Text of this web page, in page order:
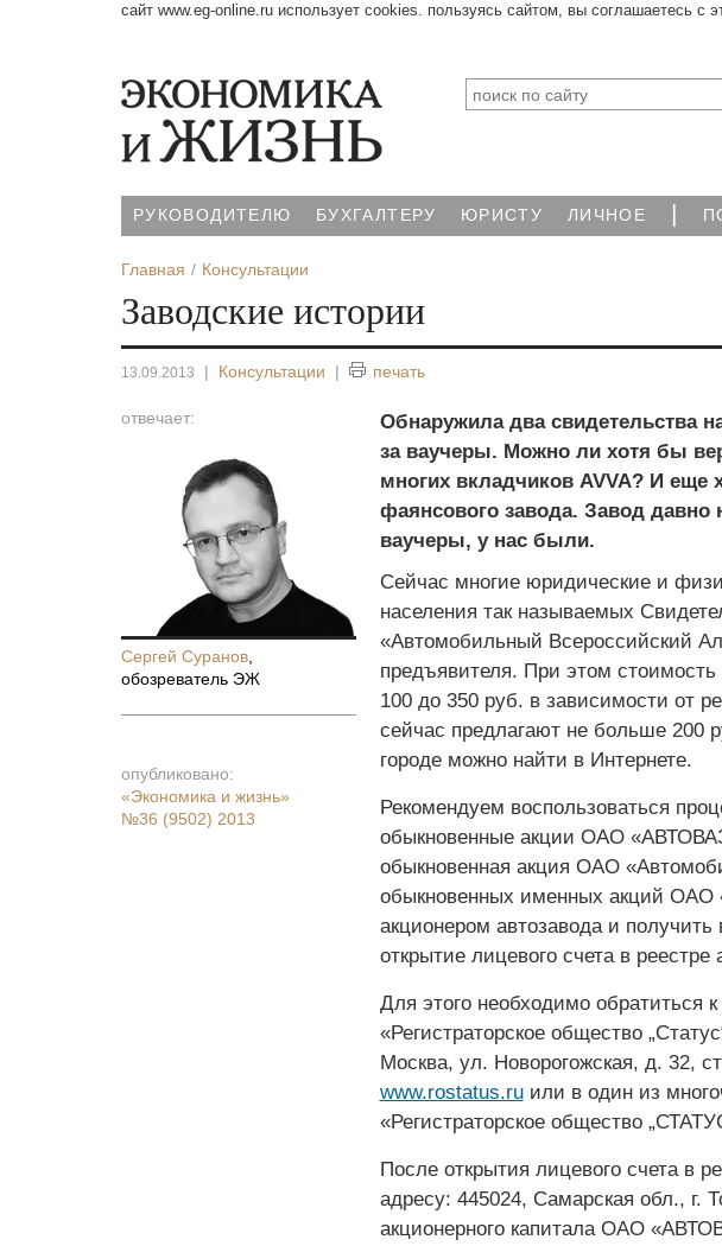
сайт www.eg-online.ru использует cookies. пользуясь сайтом, вы соглашаетесь с
РУКОВОДИТЕЛЮ БУХГАЛТЕРУ ЮРИСТУ ЛИЧНОЕ |
Главная Консультации
Заводские истории
13.09.2013 | Консультации | печать
отвечает:
Сергей Суранов,
обозреватель ЭЖ
опубликовано:
«Экономика и жизнь»
№36 (9502) 2013
Обнаружила два свидетельства
за ваучеры. Можно ли хотя бы
многих вкладчиков AVVA? И еще
фаянсового завода. Завод давно
ваучеры, у нас были.
Сейчас многие юридичес­кие и
населения так называемых
«Автомобильный Всероссийский
предъявителя. При этом
100 до 350 руб. в зависимости от
сейчас предлагают не больше
городе можно найти в Интернете.
Рекомендуем воспользоваться
обыкновенные акции ОАО
обыкновенная акция ОАО
обыкновенных именных акций ОАО
акционером автозавода и
открытие лицевого счета в
Для этого необходимо обратиться
«Регистраторское общество
Москва, ул. Новорогожская, д. 32,
www.rostatus.ruили в один из
«Регистраторское общество
После открытия лицевого счета в
адресу: 445024, Самарская обл.,
акционерного капитала ОАО